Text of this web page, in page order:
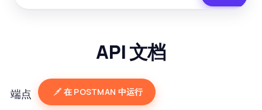
API 文档
端点 在 POSTMAN 中运行